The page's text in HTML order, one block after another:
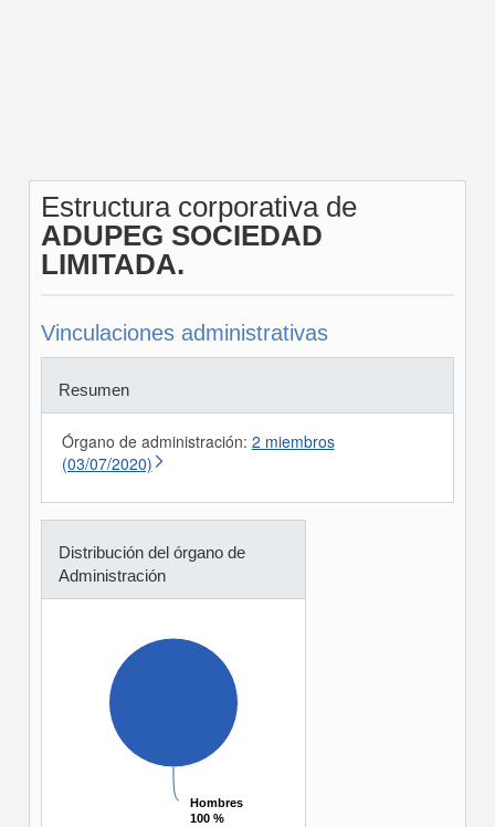
Estructura corporativa de
ADUPEG SOCIEDAD
LIMITADA.
Vinculaciones administrativas
Resumen
Órgano de administración: 2 miembros
(03/07/2020)
Distribución del órgano de
Administración
Hombres
100 %
Hombres
100 %